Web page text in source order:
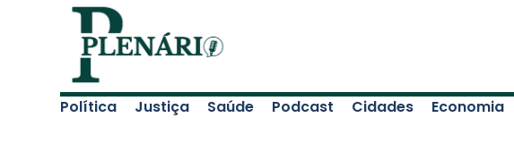
Política Justiça Saúde Podcast Cidades Economia